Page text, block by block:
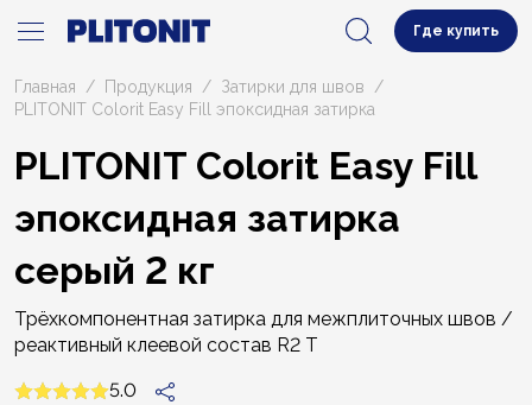
Где купить
Главная Продукция
Затирки для швов
PLITONIT Colorit Easy Fill эпоксидная затирка
PLITONIT Colorit Easy Fill
эпоксидная затирка
серый 2 кг
Трёхкомпонентная затирка для межплиточных швов /
реактивный клеевой состав R2 T
5.0